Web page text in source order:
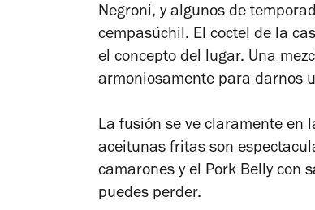
Negroni, y algunos de
cempasúchil. El coctel de la
el concepto del lugar. Una
armoniosamente para darnos
La fusión se ve claramente en
aceitunas fritas son
camarones y el Pork Belly con
puedes perder.